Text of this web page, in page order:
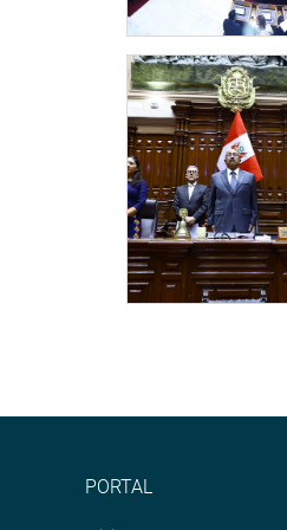
PRENSA CONGRESO
PORTAL